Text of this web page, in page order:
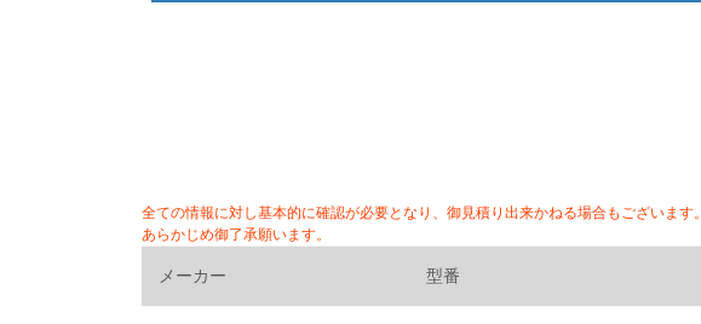
全ての情報に対し基本的に確認が必要となり、御見積り出来かねる場合もございます。
あらかじめ御了承願います。
メーカー 型番